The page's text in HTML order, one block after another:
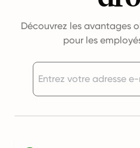
Découvrez les avantages
pour les